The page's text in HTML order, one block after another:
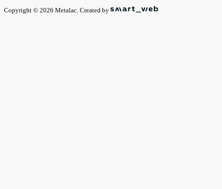
Copyright © 2026 Metalac. Created by